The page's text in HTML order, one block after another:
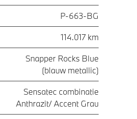
P-663-BG
114.017 km
Snapper Rocks Blue
(blauw metallic)
Sensatec combinatie
Anthrazit/ Accent Grau